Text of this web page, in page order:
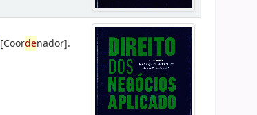
[Coordenador].